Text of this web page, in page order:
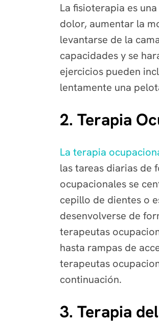
La fisioterapia es
dolor, aumentar la
levantarse de la
capacidades y se
ejercicios pueden
lentamente una
2. Terapia
La terapia
las tareas diarias de
ocupacionales se
cepillo de dientes o
desenvolverse de
terapeutas
hasta rampas de
terapeutas
continuación.
3. Terapia